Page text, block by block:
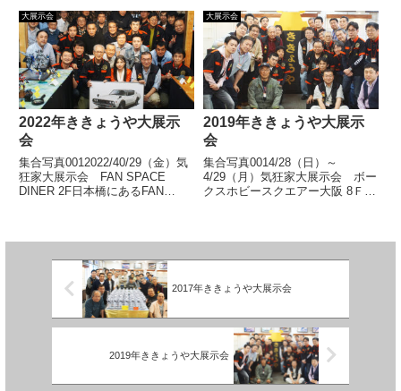
を開催いたしました。おかげさま
で無事終了いたしました。多数ご
来場いただきまして誠にありがと
うございました。展示風景/激安
市風景... 【続きを読む】
クエアー大阪での大展示会、おか
げさまで無事終了いたしました。
多数ご来場いただきましてありが
とうございました。展示風景
ア... 【続きを読む】
大展示会
2022年ききょうや大展示
会
集合写真0012022/40/29（金）気
狂家大展示会 FAN SPACE
DINER 2F日本橋にあるFAN
示... 【続きを読む】
大展示会
2019年ききょうや大展示
会
集合写真0014/28（日）～
4/29（月）気狂家大展示会 ボー
クスホビースクエアー大阪 8Ｆホ
とうございました。展示風...
2017年ききょうや大展示会
2019年ききょうや大展示会